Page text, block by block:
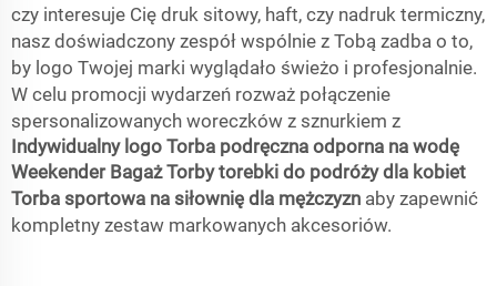
czy interesuje Cię druk sitowy, haft, czy nadruk termiczny,
nasz doświadczony zespół wspólnie z Tobą zadba o to,
by logo Twojej marki wyglądało świeżo i profesjonalnie.
W celu promocji wydarzeń rozważ połączenie
spersonalizowanych woreczków z sznurkiem z
Indywidualny logo Torba podręczna odporna na wodę
Weekender Bagaż Torby torebki do podróży dla kobiet
Torba sportowa na siłownię dla mężczyzn aby zapewnić
kompletny zestaw markowanych akcesoriów.